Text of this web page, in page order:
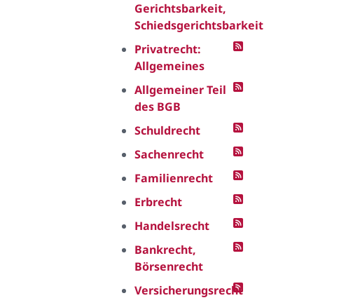
Gerichtsbarkeit,
Schiedsgerichtsbarkeit
Privatrecht:
Allgemeines
Allgemeiner Teil
des BGB
Schuldrecht
Sachenrecht
Familienrecht
Erbrecht
Handelsrecht
Bankrecht,
Börsenrecht
Versicherungsrecht